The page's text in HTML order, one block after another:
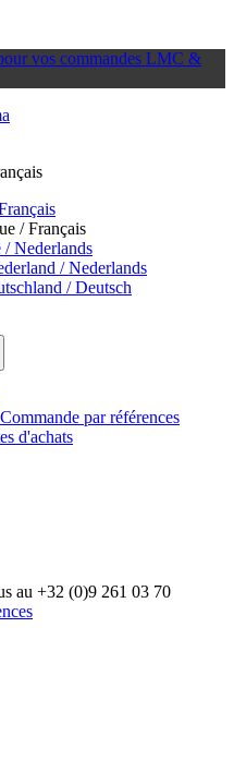
vos commandes LMC &
/ Français
/ Nederlands
/ Nederlands
/ Deutsch
Commande par références
d'achats
au +32 (0)9 261 03 70